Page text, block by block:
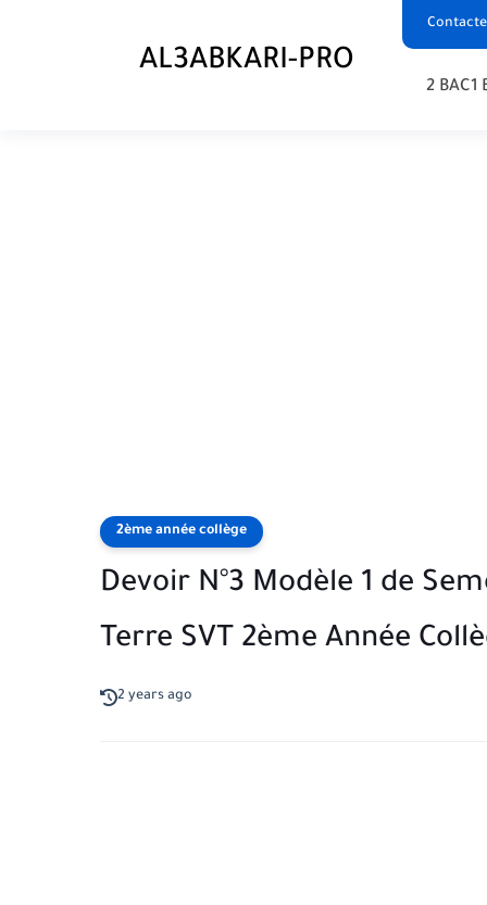
AL3ABKARI-PRO
2 BAC1
2ème année collège
Devoir N°3 Modèle 1 de
Terre SVT 2ème Année
2 years ago